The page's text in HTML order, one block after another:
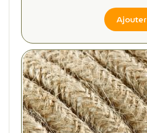
Ajouter